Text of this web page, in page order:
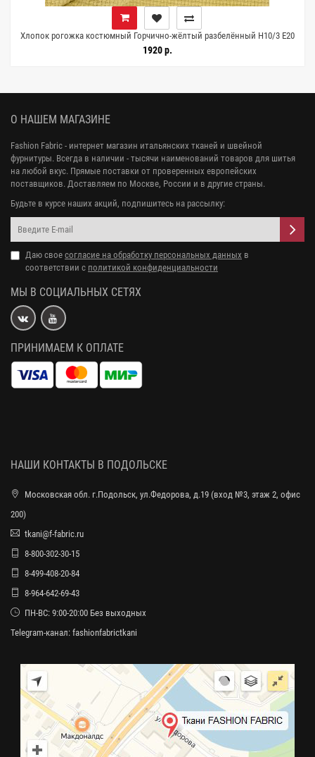
Хлопок рогожка костюмный Горчично-жёлтый разбелённый H10/3 E20
25072611
1920 р.
О НАШЕМ МАГАЗИНЕ
Fashion Fabric - интернет магазин итальянских тканей и швейной
фурнитуры. Всегда в наличии - тысячи наименований товаров для шитья
на любой вкус. Прямые поставки от проверенных европейских
поставщиков. Доставляем по Москве, России и в другие страны.
Будьте в курсе наших акций, подпишитесь на рассылку:
Даю свое согласие на обработку персональных данных в
соответствии с политикой конфиденциальности
МЫ В СОЦИАЛЬНЫХ СЕТЯХ
ПРИНИМАЕМ К ОПЛАТЕ
НАШИ КОНТАКТЫ В ПОДОЛЬСКЕ
Московская обл. г.Подольск, ул.Федорова, д.19 (вход №3, этаж 2, офис
200)
tkani@f-fabric.ru
8-800-302-30-15
8-499-408-20-84
8-964-642-69-43
ПН-ВС: 9:00-20:00 Без выходных
Telegram-канал: fashionfabrictkani